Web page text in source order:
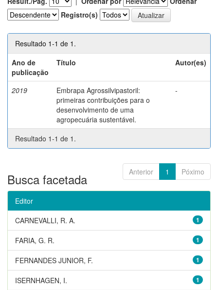
Registro(s)
Resultado 1-1 de 1.
Ano de
publicação
Título Autor(es)
2019
Embrapa Agrossilvipastoril:
primeiras contribuições para o
desenvolvimento de uma
agropecuária sustentável.
-
Resultado 1-1 de 1.
Anterior 1 Póximo
Busca facetada
Editor
1
CARNEVALLI, R. A.
1
FARIA, G. R.
1
FERNANDES JUNIOR, F.
1
ISERNHAGEN, I.